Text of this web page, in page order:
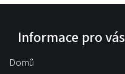
Informace pro vás
Domů